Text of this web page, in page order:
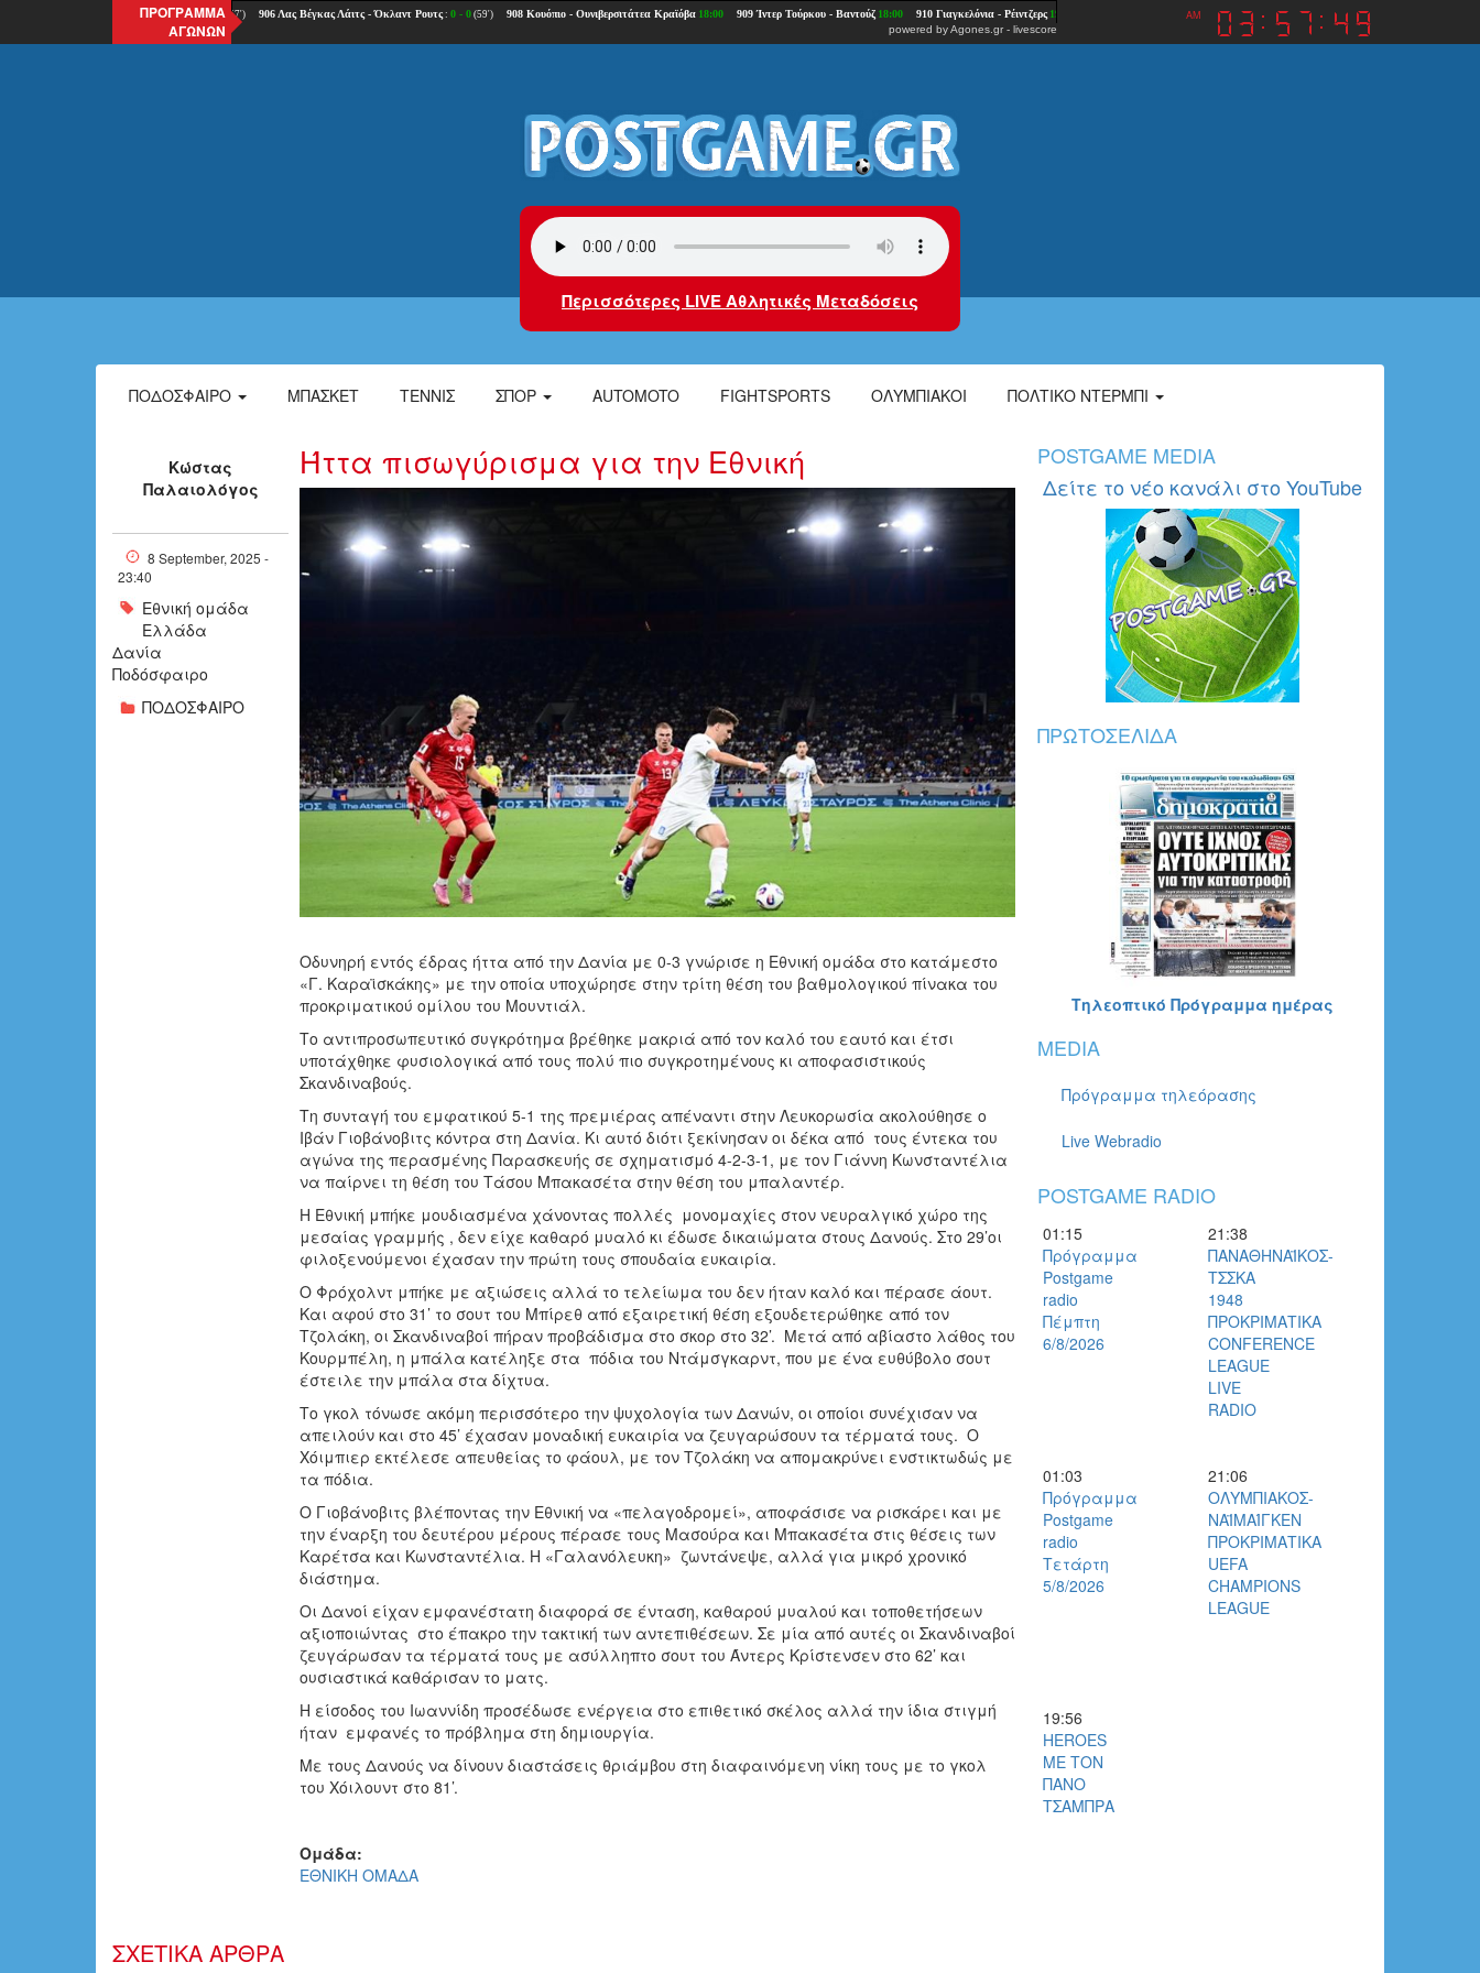
ΠΡΟΓΡΑΜΜΑ
ΑΓΩΝΩΝ
powered byAgones.gr- livescore
AM
Περισσότερες LIVE Αθλητικές Μεταδόσεις
ΠΟΔΌΣΦΑΙΡΟ ΜΠΆΣΚΕΤ ΤΈΝΝΙΣ ΣΠΟΡ AUTOMOTO FIGHTSPORTS ΟΛΥΜΠΙΑΚΟΙ ΠΟΛΤΙΚΌ ΝΤΈΡΜΠΙ
Κώστας
Παλαιολόγος
8 September, 2025 -
23:40
Εθνική ομάδα
Ελλάδα
Δανία
Ποδόσφαιρο
ΠΟΔΟΣΦΑΙΡΟ
Ήττα πισωγύρισμα για την Εθνική
6650802_225609.jpg
Οδυνηρή εντός έδρας ήττα από την Δανία με 0-3 γνώρισε η Εθνική ομάδα στο κατάμεστο
«Γ. Καραϊσκάκης» με την οποία υποχώρησε στην τρίτη θέση του βαθμολογικού πίνακα του
προκριματικού ομίλου του Μουντιάλ.
Το αντιπροσωπευτικό συγκρότημα βρέθηκε μακριά από τον καλό του εαυτό και έτσι
υποτάχθηκε φυσιολογικά από τους πολύ πιο συγκροτημένους κι αποφασιστικούς
Σκανδιναβούς.
Τη συνταγή του εμφατικού 5-1 της πρεμιέρας απέναντι στην Λευκορωσία ακολούθησε ο
Ιβάν Γιοβάνοβιτς κόντρα στη Δανία. Κι αυτό διότι ξεκίνησαν οι δέκα από τους έντεκα του
αγώνα της περασμένης Παρασκευής σε σχηματισμό 4-2-3-1, με τον Γιάννη Κωνσταντέλια
να παίρνει τη θέση του Τάσου Μπακασέτα στην θέση του μπαλαντέρ.
Η Εθνική μπήκε μουδιασμένα χάνοντας πολλές μονομαχίες στον νευραλγικό χώρο της
μεσαίας γραμμής , δεν είχε καθαρό μυαλό κι έδωσε δικαιώματα στους Δανούς. Στο 29’οι
φιλοξενούμενοι έχασαν την πρώτη τους σπουδαία ευκαιρία.
Ο Φρόχολντ μπήκε με αξιώσεις αλλά το τελείωμα του δεν ήταν καλό και πέρασε άουτ.
Και αφού στο 31’ το σουτ του Μπίρεθ από εξαιρετική θέση εξουδετερώθηκε από τον
Τζολάκη, οι Σκανδιναβοί πήραν προβάδισμα στο σκορ στο 32’. Μετά από αβίαστο λάθος του
Κουρμπέλη, η μπάλα κατέληξε στα πόδια του Ντάμσγκαρντ, που με ένα ευθύβολο σουτ
έστειλε την μπάλα στα δίχτυα.
Το γκολ τόνωσε ακόμη περισσότερο την ψυχολογία των Δανών, οι οποίοι συνέχισαν να
απειλούν και στο 45’ έχασαν μοναδική ευκαιρία να ζευγαρώσουν τα τέρματά τους. Ο
Χόιμπιερ εκτέλεσε απευθείας το φάουλ, με τον Τζολάκη να απομακρύνει ενστικτωδώς με
τα πόδια.
Ο Γιοβάνοβιτς βλέποντας την Εθνική να «πελαγοδρομεί», αποφάσισε να ρισκάρει και με
την έναρξη του δευτέρου μέρους πέρασε τους Μασούρα και Μπακασέτα στις θέσεις των
Καρέτσα και Κωνσταντέλια. Η «Γαλανόλευκη» ζωντάνεψε, αλλά για μικρό χρονικό
διάστημα.
Οι Δανοί είχαν εμφανέστατη διαφορά σε ένταση, καθαρού μυαλού και τοποθετήσεων
αξιοποιώντας στο έπακρο την τακτική των αντεπιθέσεων. Σε μία από αυτές οι Σκανδιναβοί
ζευγάρωσαν τα τέρματά τους με ασύλληπτο σουτ του Άντερς Κρίστενσεν στο 62’ και
ουσιαστικά καθάρισαν το ματς.
Η είσοδος του Ιωαννίδη προσέδωσε ενέργεια στο επιθετικό σκέλος αλλά την ίδια στιγμή
ήταν εμφανές το πρόβλημα στη δημιουργία.
Με τους Δανούς να δίνουν διαστάσεις θριάμβου στη διαφαινόμενη νίκη τους με το γκολ
του Χόιλουντ στο 81’.
Ομάδα:
ΕΘΝΙΚΗ ΟΜΑΔΑ
ΣΧΕΤΙΚΑ ΑΡΘΡΑ
POSTGAME MEDIA
Δείτε το νέο κανάλι στο YouTube
ΠΡΩΤΟΣΈΛΙΔΑ
Τηλεοπτικό Πρόγραμμα ημέρας
MEDIA
Πρόγραμμα τηλεόρασης
Live Webradio
POSTGAME RADIO
01:15
Πρόγραμμα
Postgame
radio
Πέμπτη
6/8/2026
21:38
ΠΑΝΑΘΗΝΑΪΚΟΣ-
ΤΣΣΚΑ
1948
ΠΡΟΚΡΙΜΑΤΙΚΑ
CONFERENCE
LEAGUE
LIVE
RADIO
01:03
Πρόγραμμα
Postgame
radio
Τετάρτη
5/8/2026
21:06
ΟΛΥΜΠΙΑΚΟΣ-
ΝΑΪΜΑΊΓΚΕΝ
ΠΡΟΚΡΙΜΑΤΙΚΑ
UEFA
CHAMPIONS
LEAGUE
19:56
HEROES
ΜΕ ΤΟΝ
ΠΑΝΟ
ΤΣΑΜΠΡΑ